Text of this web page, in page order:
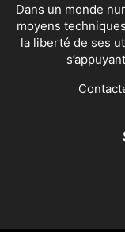
Dans un monde
moyens
la liberté de ses